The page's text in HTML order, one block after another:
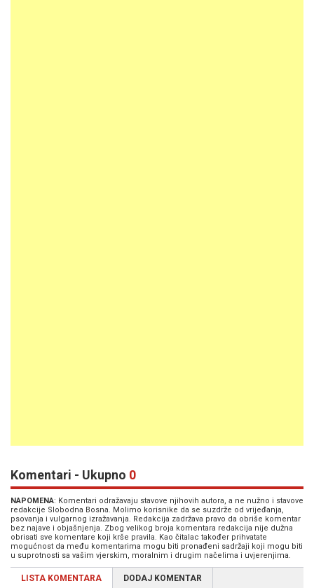
Komentari - Ukupno 0
NAPOMENA: Komentari odražavaju stavove njihovih autora, a ne nužno i stavove
redakcije Slobodna Bosna. Molimo korisnike da se suzdrže od vrijeđanja,
psovanja i vulgarnog izražavanja. Redakcija zadržava pravo da obriše komentar
bez najave i objašnjenja. Zbog velikog broja komentara redakcija nije dužna
obrisati sve komentare koji krše pravila. Kao čitalac također prihvatate
mogućnost da među komentarima mogu biti pronađeni sadržaji koji mogu biti
u suprotnosti sa vašim vjerskim, moralnim i drugim načelima i uvjerenjima.
LISTA KOMENTARA DODAJ KOMENTAR